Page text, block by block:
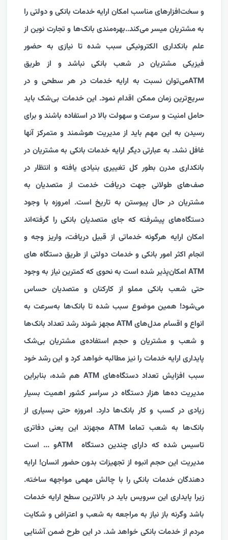
و سخت‌افزارهای مناسب امکان ارایه خدمات بانکی و دولتی را
به مشتریان میسر می‌کند..بهره‌مندی بانک‌ها و تجارت نوین از
علم بانکداری الکترونیکی سبب شده تا نیازی به حضور
فیزیکی مشتریان در شعب بانکی نباشد و از طریق
ATM‌می‌توان نسبت به ارایه خدمات در هر سطحی و در
سریع‌ترین زمان ممکن اقدام نمود. این خدمات بی‌شک باید
حامل امنیت و سرعت و سهولت بالا در استفاده باشند و برای
رسیدن به این مهم باید از مدیریت هوشمند و متمرکز آنها
غافل نشد. به عبارتی دیگر ارایه خدمات بانکی به مشتریان در
بانکداری مدرن بطور کل تغییری بنیادی یافته و انتظار در
صف‌های طولانی جهت دریافت خدمت از متصدیان به
مشتریان در حال پیوستن به تاریخ است. امروزه با وجود
دستگاه‌های پیشرفته که جای متصدیان بانکی را گرفته‌اند
امکان ارایه هرگونه خدماتی از قبیل دریافت، واریز وجه و
انجام اکثر امور بانکی و خدمات دولتی از طریق دستگاه های
ATM امکان‌پذیر شده است به نحوی که کمترین نیاز به وجود
حتی شعب بانکی مملو از کارکنان و متصدیان حساس
می‌شود! همین موضوع سبب شده تا بانک‌ها به‌سرعت به
انواع و اقسام مدل‌های ATM مجهز شوند رشد تعداد بانک‌ها
و شعب و مشتریان و حجم استفاده‌ی مشتریان بی‌شک
پایداری ارایه خدمات را نیز مطالبه خواهد کرد و این رشد خود
سبب افزایش تعداد دستگاه‌های ATM هم شده، بنابراین
مدیریت ده‌ها هزار دستگاه در سراسر کشور اهمیت بسیار
زیادی در کسب و کار بانک‌ها دارد. امروزه حتی بسیاری از
بانک‌ها به شعب تماما ATM مجهزند این یعنی دفاتری
تاسیس شده که دارای چندین دستگاه ATM‌و ... است
مدیریت این حجم انبوه از تجهیزات بدون حضور انسان! ارایه
دهندگان خدمات بانکی را با چالش مهمی مواجهه ساخته.
زیرا پایداری این سرویس باید در بالاترین سطح ارایه خدمات
باشد وگرنه باز نیاز به مراجعه به شعب و اعتراض و شکایت
مردم از خدمات بانکی خواهد شد. در این طرح ضمن آشنایی